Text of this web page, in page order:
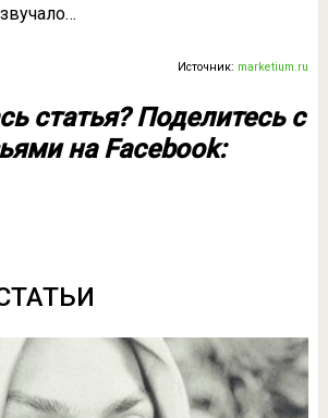
Источник: marketium.ru
статья? Поделитесь с
на Facebook: